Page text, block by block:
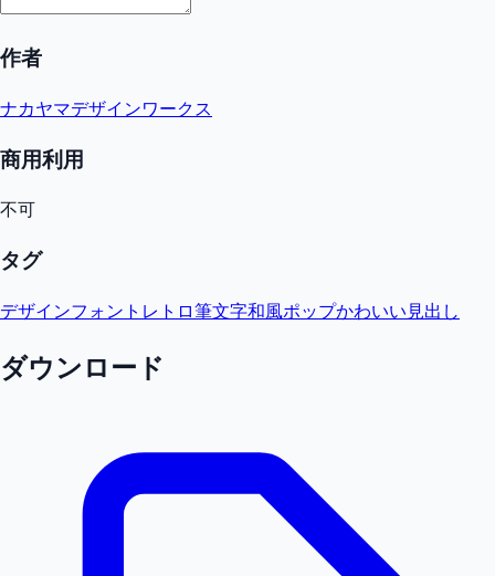
作者
ナカヤマデザインワークス
商用利用
不可
タグ
デザインフォント レトロ筆文字和風ポップかわいい 見出し
ダウンロード